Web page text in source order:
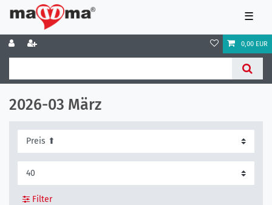
☰
0,00 EUR
2026-03 März
Filter